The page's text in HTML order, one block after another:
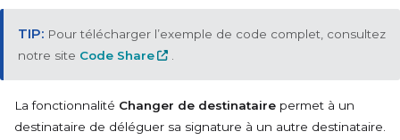
Pour télécharger l’exemple de code complet, consultez
notre site Code Share
La fonctionnalité Changer de destinataire permet à un
destinataire de déléguer sa signature à un autre destinataire.